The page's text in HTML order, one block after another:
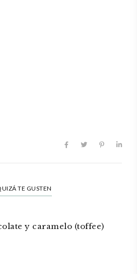
TE GUSTEN
y caramelo (toffee)